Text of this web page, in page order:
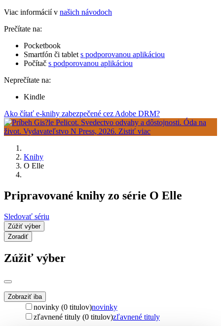
Viac informácií v našich návodoch
Prečítate na:
Pocketbook
Smartfón či tablet s podporovanou aplikáciou
Počítač s podporovanou aplikáciou
Neprečítate na:
Kindle
Ako čítať e-knihy zabezpečené cez Adobe DRM?
Knihy
O Elle
Pripravované knihy zo série O Elle
Sledovať sériu
Zúžiť výber
Zoradiť
Zúžiť výber
Zobraziť iba
novinky (0 titulov)novinky
zľavnené tituly (0 titulov)zľavnené tituly